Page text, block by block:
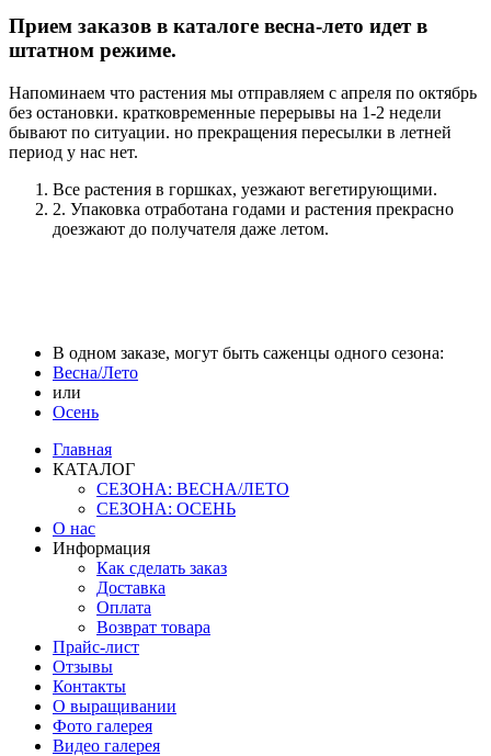
Прием заказов в каталоге весна-лето идет в
штатном режиме.
Напоминаем что растения мы отправляем с апреля по октябрь
без остановки. кратковременные перерывы на 1-2 недели
бывают по ситуации. но прекращения пересылки в летней
период у нас нет.
Все растения в горшках, уезжают вегетирующими.
2. Упаковка отработана годами и растения прекрасно
доезжают до получателя даже летом.
В одном заказе, могут быть саженцы одного сезона:
Весна/Лето
или
Осень
Главная
КАТАЛОГ
СЕЗОНА: ВЕСНА/ЛЕТО
СЕЗОНА: ОСЕНЬ
О нас
Информация
Как сделать заказ
Доставка
Оплата
Возврат товара
Прайс-лист
Отзывы
Контакты
О выращивании
Фото галерея
Видео галерея